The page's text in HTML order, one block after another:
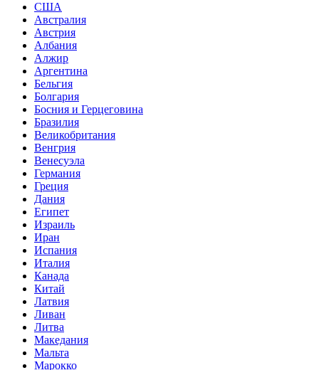
США
Австралия
Австрия
Албания
Алжир
Аргентина
Бельгия
Болгария
Босния и Герцеговина
Бразилия
Великобритания
Венгрия
Венесуэла
Германия
Греция
Дания
Египет
Израиль
Иран
Испания
Италия
Канада
Китай
Латвия
Ливан
Литва
Македания
Мальта
Марокко